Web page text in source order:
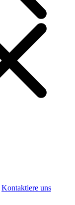
Kontaktiere uns